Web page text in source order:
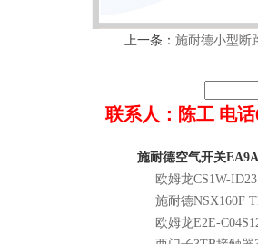
上一条：施耐德小型断
联系人：陈工 电话
施耐德空气开关
欧姆龙CS1W-
施耐德NSX160F
欧姆龙E2E-